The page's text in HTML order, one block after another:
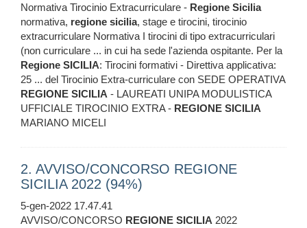
Normativa Tirocinio Extracurriculare - Regione Sicilia
normativa, regione sicilia, stage e tirocini, tirocinio
extracurriculare Normativa I tirocini di tipo extracurriculari
(non curriculare ... in cui ha sede l'azienda ospitante. Per la
Regione SICILIA: Tirocini formativi - Direttiva applicativa:
25 ... del Tirocinio Extra-curriculare con SEDE OPERATIVA
REGIONE SICILIA - LAUREATI UNIPA MODULISTICA
UFFICIALE TIROCINIO EXTRA - REGIONE SICILIA
MARIANO MICELI
2. AVVISO/CONCORSO REGIONE
SICILIA 2022 (94%)
5-gen-2022 17.47.41
AVVISO/CONCORSO REGIONE SICILIA 2022